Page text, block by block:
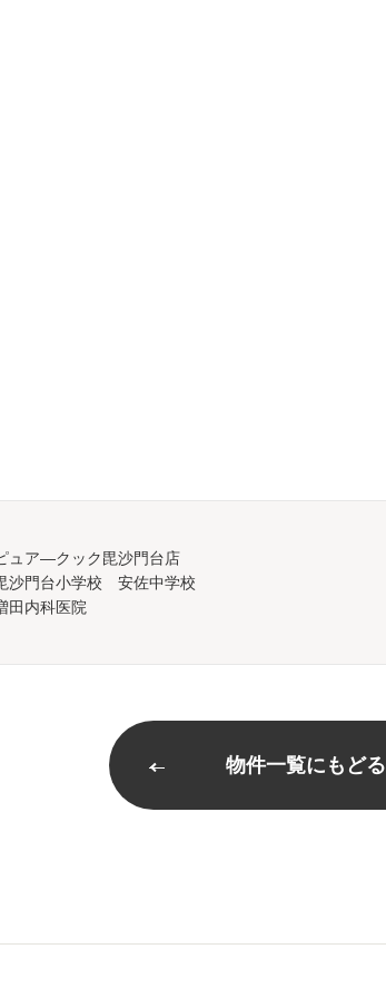
ュア―クック毘沙門台店
沙門台小学校 安佐中学校
田内科医院
物件一覧にもどる